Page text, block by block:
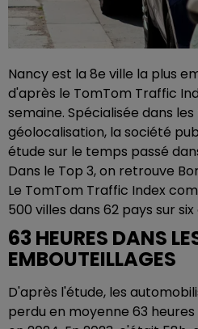
Nancy est la 8e ville la plus
d'après le TomTom Traffic
semaine. Spécialisée dans
géolocalisation, la société
étude sur le temps passé
Dans le Top 3, on retrouve
Le TomTom Traffic Index
500 villes dans 62 pays sur
63 HEURES DANS
EMBOUTEILLAGES
D'après l'étude, les
perdu en moyenne 63